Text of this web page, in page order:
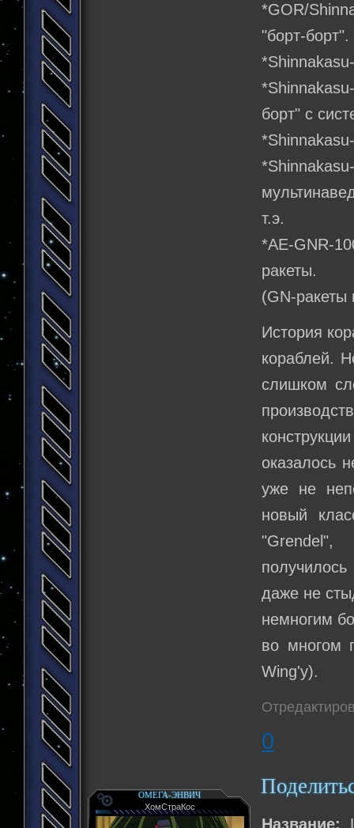
*GOR/
"борт-
борт" с
т.э.
*АЕ-GNR-
ракеты.
(GN-ракеты
История
кораблей.
слишком
оказалось
уже не
новый
"Grendel",
даже не
немногим
во многом
Wing'у).
0
ОМЕГА-ЭНВИЧ
ХомСтраКос
Название: